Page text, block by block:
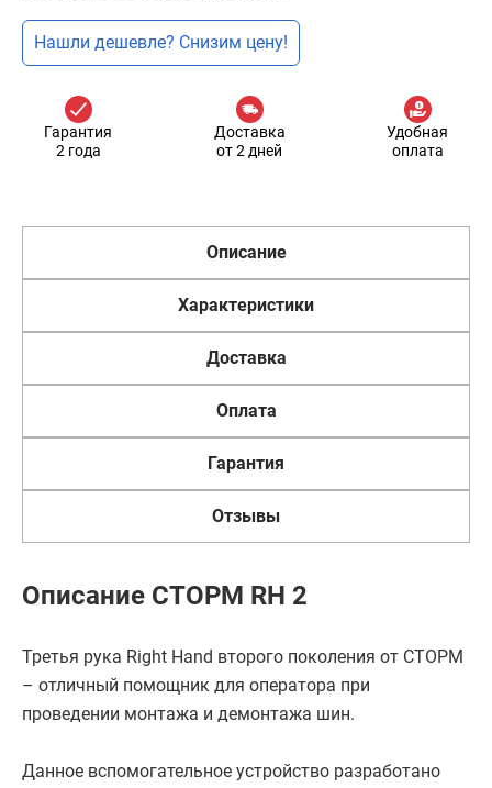
Нашли дешевле? Снизим цену!
Гарантия
2 года
Доставка
от 2 дней
Удобная
оплата
Описание
Характеристики
Доставка
Оплата
Гарантия
Отзывы
Описание СТОРМ RH 2
Третья рука Right Hand второго поколения от СТОРМ
– отличный помощник для оператора при
проведении монтажа и демонтажа шин.
Данное вспомогательное устройство разработано